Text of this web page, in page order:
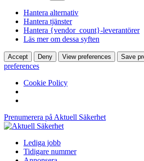
Hantera alternativ
Hantera tjänster
Hantera {vendor_count}-leverantörer
Läs mer om dessa syften
Accept Deny View preferences Save
preferences
Cookie Policy
Prenumerera på Aktuell Säkerhet
Lediga jobb
Tidigare nummer